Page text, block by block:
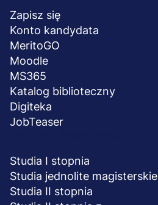
stopka
Zapisz się
Konto kandydata
MeritoGO
Moodle
MS365
Katalog biblioteczny
Digiteka
JobTeaser
Studia I stopnia
Studia jednolite magisterskie
Studia II stopnia